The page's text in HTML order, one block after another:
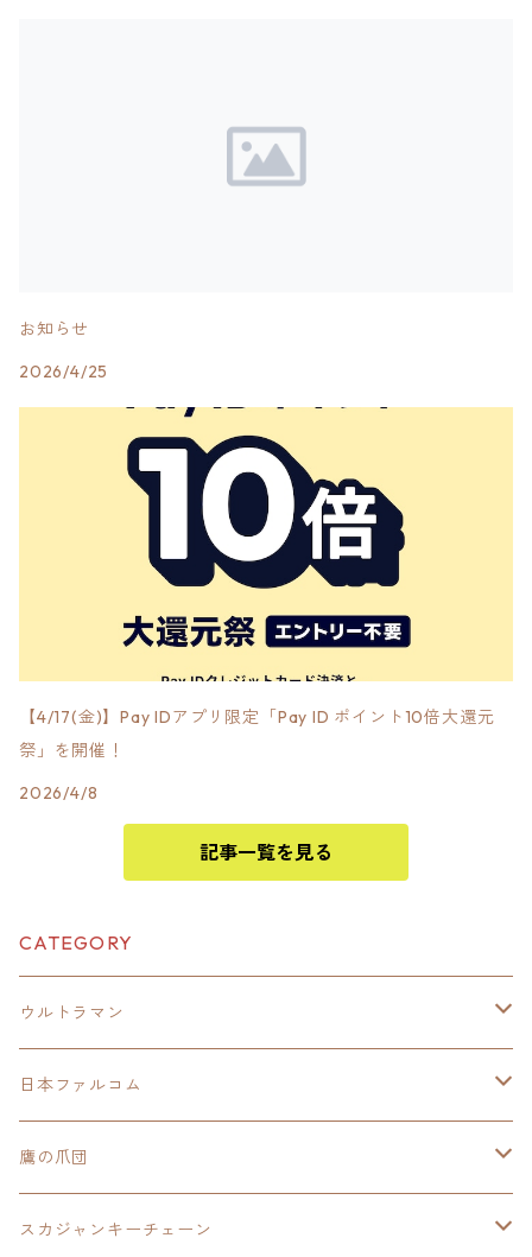
お知らせ
2026/4/25
【4/17(金)】Pay IDアプリ限定「Pay ID ポイント10倍大還元
祭」を開催！
2026/4/8
記事一覧を見る
CATEGORY
ウルトラマン
モバイルバッテリー
スカジャンキーチェーン
スカジャン
日本ファルコム
イースⅧ
モバイルバッテリー
東亰ザナドゥ
鷹の爪団
モバイルバッテリー
スカジャンキーチェーン